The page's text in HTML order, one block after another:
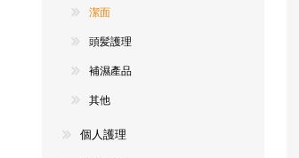
潔面
頭髪護理
補濕產品
其他
個人護理